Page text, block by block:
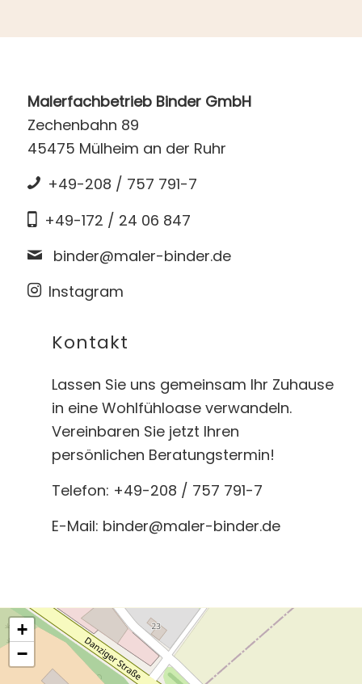
Malerfachbetrieb Binder GmbH
Zechenbahn 89
45475 Mülheim an der Ruhr
+49-208 / 757 791-7
+49-172 / 24 06 847
binder@maler-binder.de
Instagram
Kontakt
Lassen Sie uns gemeinsam Ihr Zuhause
in eine Wohlfühloase verwandeln.
Vereinbaren Sie jetzt Ihren
persönlichen Beratungstermin!
Telefon: +49-208 / 757 791-7
E-Mail: binder@maler-binder.de
+
−